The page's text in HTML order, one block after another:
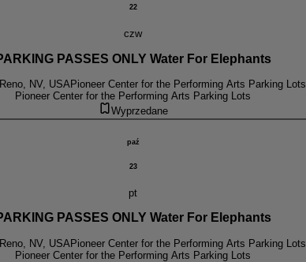
22
czw
PARKING PASSES ONLY Water For Elephants
Reno, NV, USAPioneer Center for the Performing Arts Parking Lots
Pioneer Center for the Performing Arts Parking Lots
Wyprzedane
paź
23
pt
PARKING PASSES ONLY Water For Elephants
Reno, NV, USA Pioneer Center for the Performing Arts Parking Lots
Pioneer Center for the Performing Arts Parking Lots